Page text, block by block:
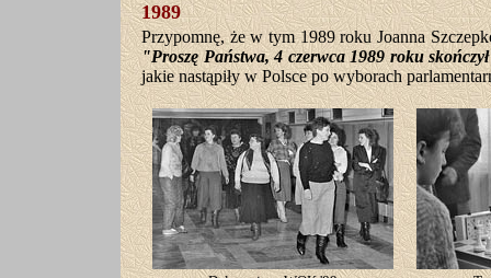
1989
Przypomnę, że w tym 1989 roku Joanna
"Proszę Państwa, 4 czerwca 1989 roku
jakie nastąpiły w Polsce po wyborach